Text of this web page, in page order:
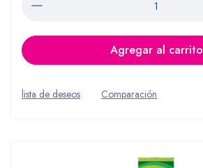
Agregar al carrito
lista de deseos Comparación